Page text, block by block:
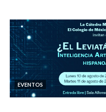
EVENTOS